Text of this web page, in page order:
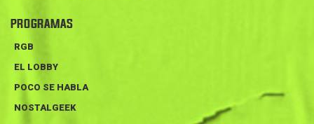
PROGRAMAS
RGB
EL LOBBY
POCO SE HABLA
NOSTALGEEK